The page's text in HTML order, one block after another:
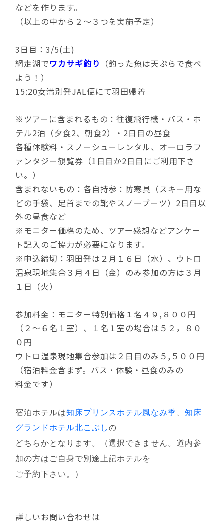
などを作ります。
（以上の中から２～３つを実施予定）
3日目：3/5(土)
網走湖でワカサギ釣り （釣った魚は天ぷらで食べ
よう！）
15:20女満別発JAL便にて羽田帰着
※ツアーに含まれるもの：往復飛行機・バス・ホ
テル2泊（夕食2、朝食2）・2日目の昼食
各種体験料・スノーシューレンタル、オーロラフ
ァンタジー観覧券（1日目か2日目にご利用下さ
い。）
含まれないもの：各自持参：防寒具（スキー用な
どの手袋、足首までの靴やスノーブーツ）2日目以
外の昼食など
※モニター価格のため、ツアー感想などアンケー
ト記入のご協力が必要になります。
※申込締切：羽田発は２月１６日（水）、ウトロ
温泉現地集合３月４日（金）のみ参加の方は３月
１日（火）
参加料金：モニター特別価格１名４９,８００円
（２～６名１室）、１名１室の場合は５２，８０
０円
ウトロ温泉現地集合参加は２日目のみ５,５００円
（宿泊料金含まず。バス・体験・昼食のみの
料金です）
宿泊ホテルは知床プリンスホテル風なみ季、 知床
グランドホテル北こぶしの
どちらかとなります。（選択できません。道内参
加の方はご自身で別途上記ホテルを
ご予約下さい。）
詳しいお問い合わせは